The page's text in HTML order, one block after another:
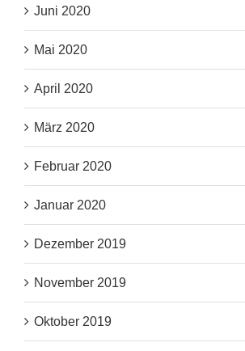
Juni 2020
Mai 2020
April 2020
März 2020
Februar 2020
Januar 2020
Dezember 2019
November 2019
Oktober 2019